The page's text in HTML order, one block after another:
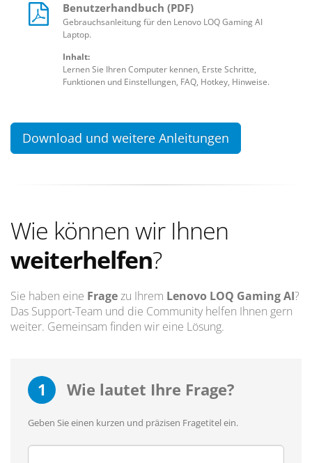
Benutzerhandbuch (PDF)
Gebrauchsanleitung für den Lenovo LOQ Gaming AI
Laptop.
Inhalt:
Lernen Sie Ihren Computer kennen, Erste Schritte,
Funktionen und Einstellungen, FAQ, Hotkey, Hinweise.
Download und weitere Anleitungen
Wie können wir Ihnen
weiterhelfen?
Sie haben eine Fragezu Ihrem Lenovo LOQ Gaming AI?
Das Support-Team und die Community helfen Ihnen gern
weiter. Gemeinsam finden wir eine Lösung.
1 Wie lautet Ihre Frage?
Geben Sie einen kurzen und präzisen Fragetitel ein.